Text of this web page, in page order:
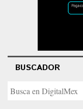
BUSCADOR